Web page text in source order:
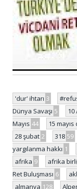
'dur' ihtarı 3
Dünya Savaşı 5 10
Mayıs 44 15
28 şubat 2 318 59
yargılanma hakkı 1
afrika 9 afrika
Ret Buluşması 6
almanya 128